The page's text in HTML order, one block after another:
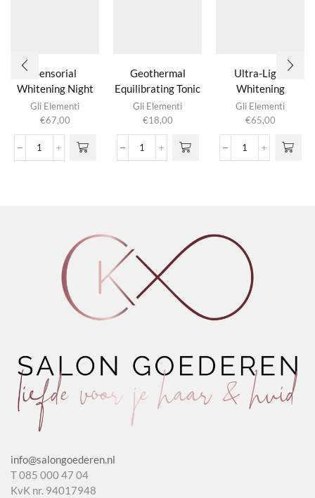
Sensorial
Whitening Night
Cream
Gli Elementi
€67,00
Sensorial
Geothermal
Equilibrating Tonic
Gli Elementi
€18,00
Geothermal
Ultra-Light
Whitening
Emulsion SPF 15
Gli Elementi
€65,00
Ultra-
info@salongoederen.nl
T 085 000 47 04
KvK nr. 94017948